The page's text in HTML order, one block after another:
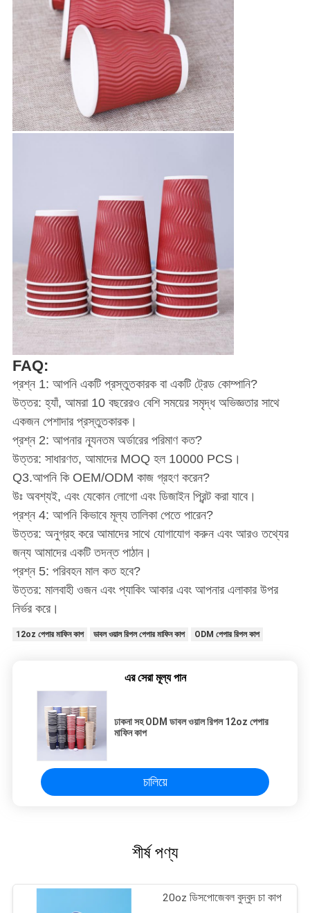
FAQ:
প্রশ্ন 1: আপনি একটি প্রস্তুতকারক বা একটি ট্রেড কোম্পানি?
উত্তর: হ্যাঁ, আমরা 10 বছরেরও বেশি সময়ের সমৃদ্ধ অভিজ্ঞতার সাথে
একজন পেশাদার প্রস্তুতকারক।
প্রশ্ন 2: আপনার ন্যূনতম অর্ডারের পরিমাণ কত?
উত্তর: সাধারণত, আমাদের MOQ হল 10000 PCS।
Q3.আপনি কি OEM/ODM কাজ গ্রহণ করেন?
উঃ অবশ্যই, এবং যেকোন লোগো এবং ডিজাইন প্রিন্ট করা যাবে।
প্রশ্ন 4: আপনি কিভাবে মূল্য তালিকা পেতে পারেন?
উত্তর: অনুগ্রহ করে আমাদের সাথে যোগাযোগ করুন এবং আরও তথ্যের
জন্য আমাদের একটি তদন্ত পাঠান।
প্রশ্ন 5: পরিবহন মাল কত হবে?
উত্তর: মালবাহী ওজন এবং প্যাকিং আকার এবং আপনার এলাকার উপর
নির্ভর করে।
12oz পেপার মাফিন কাপ ডাবল ওয়াল রিপল পেপার মাফিন কাপ ODM পেপার রিপল কাপ
এর সেরা মূল্য পান
ঢাকনা সহ ODM ডাবল ওয়াল রিপল 12oz পেপার
মাফিন কাপ
চালিয়ে
শীর্ষ পণ্য
20oz ডিসপোজেবল বুদ্বুদ চা কাপ